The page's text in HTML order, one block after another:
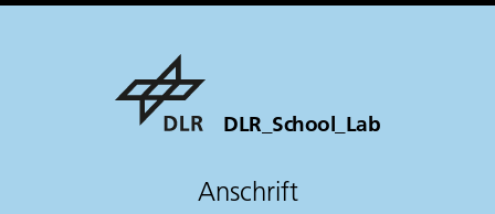
DLR_School_Lab
Anschrift